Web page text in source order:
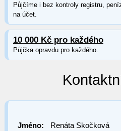
Půjčíme i bez kontroly registru,
na účet.
10 000 Kč pro každého
Půjčka opravdu pro každého.
Jméno: Renáta Skočková